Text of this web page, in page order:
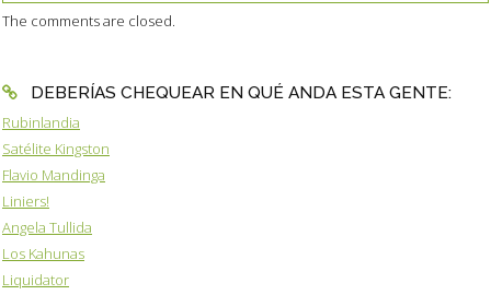
The comments are closed.
DEBERÍAS CHEQUEAR EN QUÉ ANDA ESTA GENTE:
Rubinlandia
Satélite Kingston
Flavio Mandinga
Liniers!
Angela Tullida
Los Kahunas
Liquidator